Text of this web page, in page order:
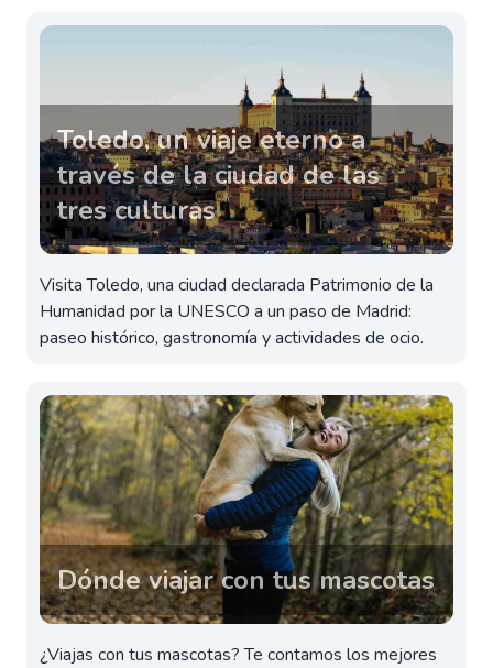
Toledo, un viaje eterno a
través de la ciudad de las
tres culturas
Visita Toledo, una ciudad declarada Patrimonio de la
Humanidad por la UNESCO a un paso de Madrid:
paseo histórico, gastronomía y actividades de ocio.
Dónde viajar con tus mascotas
¿Viajas con tus mascotas? Te contamos los mejores